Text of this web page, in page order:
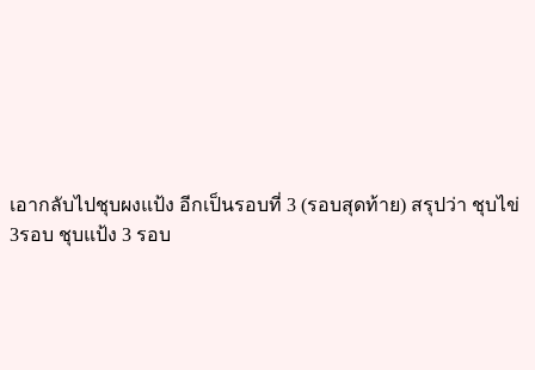
เอากลับไปชุบผงแป้ง อีกเป็นรอบที่ 3 (รอบสุดท้าย) สรุปว่า ชุบไข่
3รอบ ชุบแป้ง 3 รอบ